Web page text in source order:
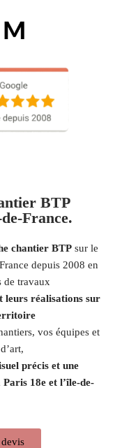
BTP
France.
chantier BTPsur le
depuis 2008 en
de travaux
leurs réalisations sur
vos équipes et
précis et une
18e et l’île-de-